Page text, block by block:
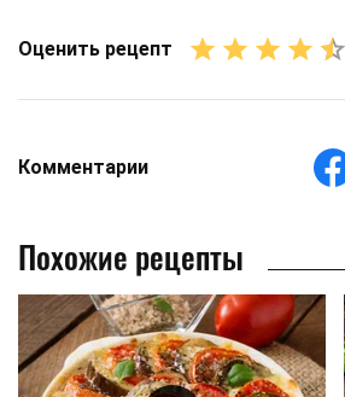
Оценить рецепт
Комментарии
Похожие рецепты